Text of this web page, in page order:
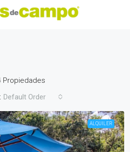
Propiedades
Default Order
ALQUILER